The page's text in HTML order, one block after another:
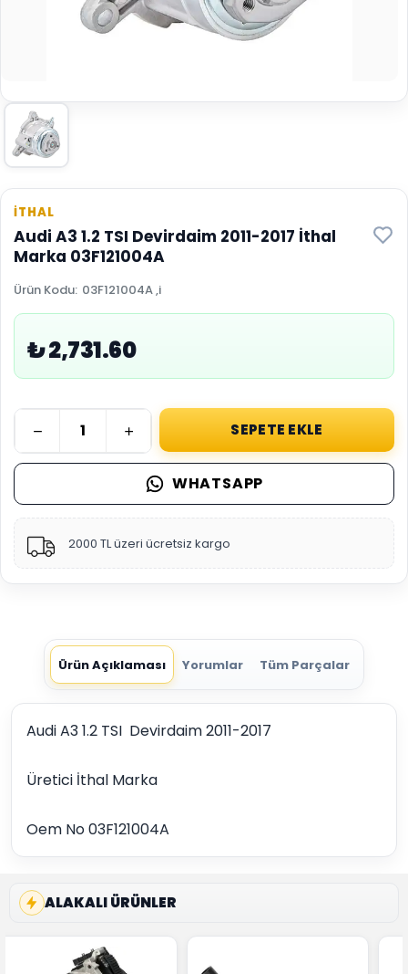
İTHAL
Audi A3 1.2 TSI Devirdaim 2011-2017 İthal
Marka 03F121004A
Ürün Kodu: 03F121004A ,i
₺ 2,731.60
SEPETE EKLE
WHATSAPP
2000 TL üzeri ücretsiz kargo
Ürün Açıklaması Yorumlar Tüm Parçalar
Audi A3 1.2 TSI Devirdaim 2011-2017
Üretici İthal Marka
Oem No 03F121004A
ALAKALI ÜRÜNLER